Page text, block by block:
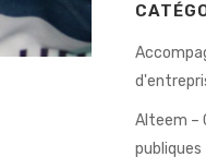
Alteem –
publiques